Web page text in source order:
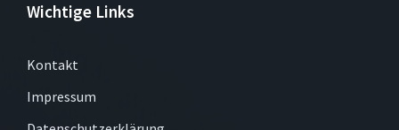
Wichtige Links
Kontakt
Impressum